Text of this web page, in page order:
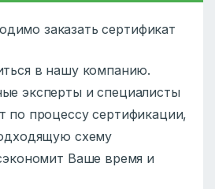
заказать сертификат
в нашу компанию.
эксперты и специалисты
по процессу сертификации,
схему
Ваше время и